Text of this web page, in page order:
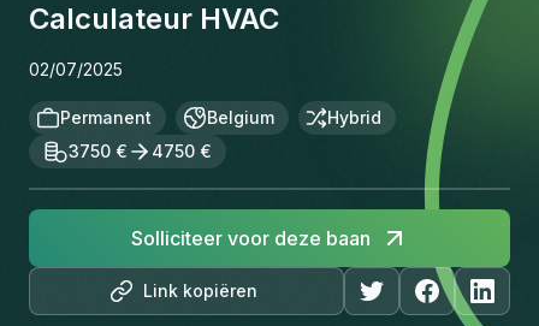
Calculateur HVAC
02/07/2025
Permanent Belgium
Hybrid
3750 €
4750 €
Link kopiëren
Solliciteer voor deze baan